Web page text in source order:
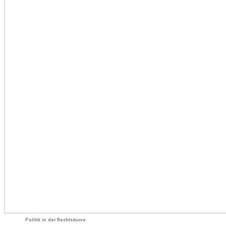
Politik in der Rechtskurve